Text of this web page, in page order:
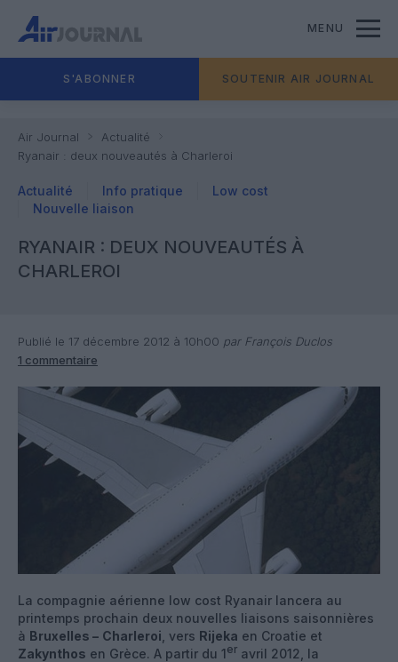
MENU
S'ABONNER SOUTENIR AIR JOURNAL
Air Journal
Actualité
Ryanair : deux nouveautés à Charleroi
Actualité Info pratique
Low cost
Nouvelle liaison
RYANAIR : DEUX NOUVEAUTÉS À
CHARLEROI
Publié le 17 décembre 2012 à 10h00 par François Duclos
1 commentaire
La compagnie aérienne low cost Ryanair lancera au
printemps prochain deux nouvelles liaisons saisonnières
à Bruxelles – Charleroi , vers Rijeka en Croatie et
Zakynthos en Grèce. A partir du 1er avril 2012, la